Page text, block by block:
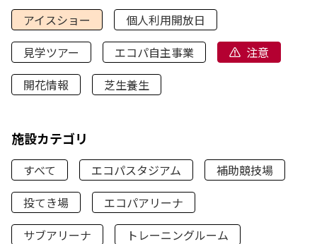
アイスショー
個人利用開放日
見学ツアー
エコパ自主事業
注意
開花情報
芝生養生
施設カテゴリ
すべて エコパスタジアム
補助競技場
投てき場
エコパアリーナ
サブアリーナ
トレーニングルーム